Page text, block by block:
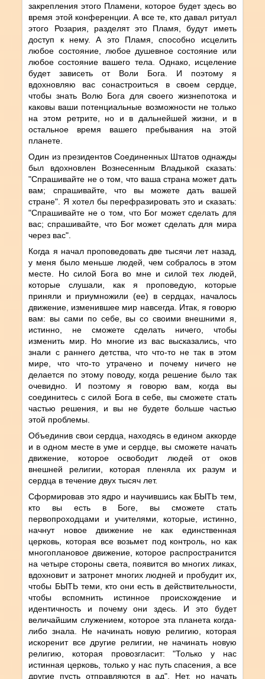
закрепления этого Пламени, которое будет здесь во
время этой конференции. А все те, кто давал ритуал
этого Розария, разделят это Пламя, будут иметь
доступ к нему. А это Пламя, способно исцелить
любое состояние, любое душевное состояние или
любое состояние вашего тела. Однако, исцеление
будет зависеть от Воли Бога. И поэтому я
вдохновляю вас сонастроиться в своем сердце,
чтобы знать Волю Бога для своего жизнепотока и
каковы ваши потенциальные возможности не только
на этом ретрите, но и в дальнейшей жизни, и в
остальное время вашего пребывания на этой
планете.
Один из президентов Соединенных Штатов однажды
был вдохновлен Вознесенным Владыкой сказать:
"Спрашивайте не о том, что ваша страна может дать
вам; спрашивайте, что вы можете дать вашей
стране". Я хотел бы перефразировать это и сказать:
"Спрашивайте не о том, что Бог может сделать для
вас; спрашивайте, что Бог может сделать для мира
через вас".
Когда я начал проповедовать две тысячи лет назад,
у меня было меньше людей, чем собралось в этом
месте. Но силой Бога во мне и силой тех людей,
которые слушали, как я проповедую, которые
приняли и приумножили (ее) в сердцах, началось
движение, изменившее мир навсегда. Итак, я говорю
вам: вы сами по себе, вы со своими внешними я,
истинно, не сможете сделать ничего, чтобы
изменить мир. Но многие из вас высказались, что
знали с раннего детства, что что-то не так в этом
мире, что что-то утрачено и почему ничего не
делается по этому поводу, когда решение было так
очевидно. И поэтому я говорю вам, когда вы
соединитесь с силой Бога в себе, вы сможете стать
частью решения, и вы не будете больше частью
этой проблемы.
Объединив свои сердца, находясь в едином аккорде
и в одном месте в уме и сердце, вы сможете начать
движение, которое освободит людей от оков
внешней религии, которая пленяла их разум и
сердца в течение двух тысяч лет.
Сформировав это ядро и научившись как БЫТЬ тем,
кто вы есть в Боге, вы сможете стать
первопроходцами и учителями, которые, истинно,
начнут новое движение не как единственная
церковь, которая все возьмет под контроль, но как
многоплановое движение, которое распространится
на четыре стороны света, появится во многих ликах,
вдохновит и затронет многих людней и пробудит их,
чтобы БЫТЬ теми, кто они есть в действительности,
чтобы вспомнить истинное происхождение и
идентичность и почему они здесь. И это будет
величайшим служением, которое эта планета когда-
либо знала. Не начинать новую религию, которая
искоренит все другие религии, не начинать новую
религию, которая провозгласит: "Только у нас
истинная церковь, только у нас путь спасения, а все
другие пусть отправляются в ад". Нет, но начать